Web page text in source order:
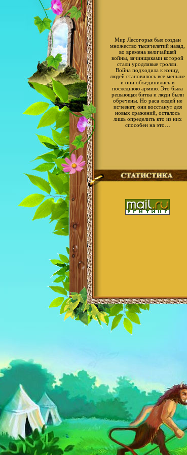
Мир Лесогорья был создан
множество тысячелетий назад,
во времена величайшей
войны, зачинщиками которой
стали уродливые тролли.
Война подходила к концу,
людей становилось все меньше
и они объединились в
последнюю армию. Это была
решающая битва и люди были
обречены. Но раса людей не
исчезнет, они восстанут для
новых сражений, осталось
лишь определить кто из них
способен на это…